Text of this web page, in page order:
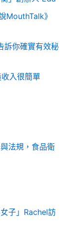
MouthTalk》
訴你確實有效秘
入很簡單
法規，食品衛
子」Rachel訪